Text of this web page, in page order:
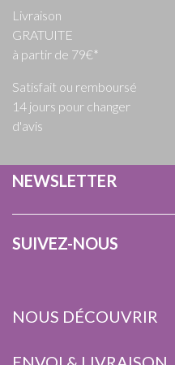
Livraison
GRATUITE
à partir de 79€*
Satisfait ou remboursé
14 jours pour changer
d'avis
NEWSLETTER
SUIVEZ-NOUS
NOUS DÉCOUVRIR